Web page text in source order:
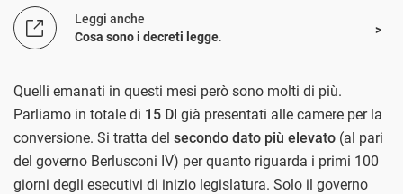
Leggi anche
Cosa sono i decreti legge.
Quelli emanati in questi mesi però sono molti di più.
Parliamo in totale di 15 Dl già presentati alle camere per la
conversione. Si tratta del secondo dato più elevato (al pari
del governo Berlusconi IV) per quanto riguarda i primi 100
giorni degli esecutivi di inizio legislatura. Solo il governo